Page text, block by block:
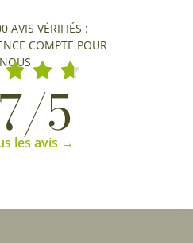
AVIS VÉRIFIÉS :
COMPTE POUR
NOUS
5
les avis →